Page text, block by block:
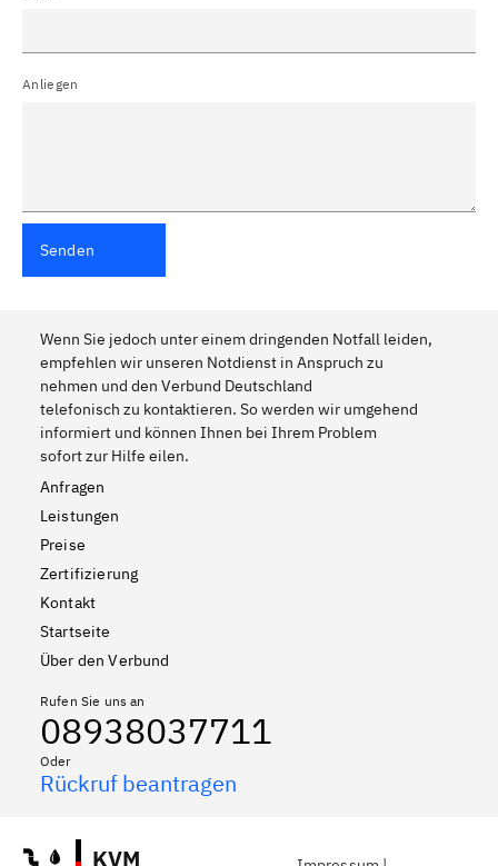
Anliegen
Senden
Wenn Sie jedoch unter einem dringenden Notfall leiden,
empfehlen wir unseren Notdienst in Anspruch zu
nehmen und den Verbund Deutschland
telefonisch zu kontaktieren. So werden wir umgehend
informiert und können Ihnen bei Ihrem Problem
sofort zur Hilfe eilen.
Anfragen
Leistungen
Preise
Zertifizierung
Kontakt
Startseite
Über den Verbund
Rufen Sie uns an
08938037711
Oder
Rückruf beantragen
KVM